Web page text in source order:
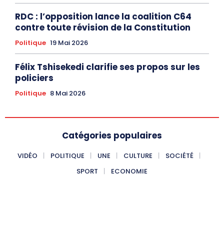
RDC : l’opposition lance la coalition C64
contre toute révision de la Constitution
Politique 19 Mai 2026
Félix Tshisekedi clarifie ses propos sur les
policiers
Politique 8 Mai 2026
Catégories populaires
VIDÉO POLITIQUE UNE CULTURE
SOCIÉTÉ
SPORT
ECONOMIE